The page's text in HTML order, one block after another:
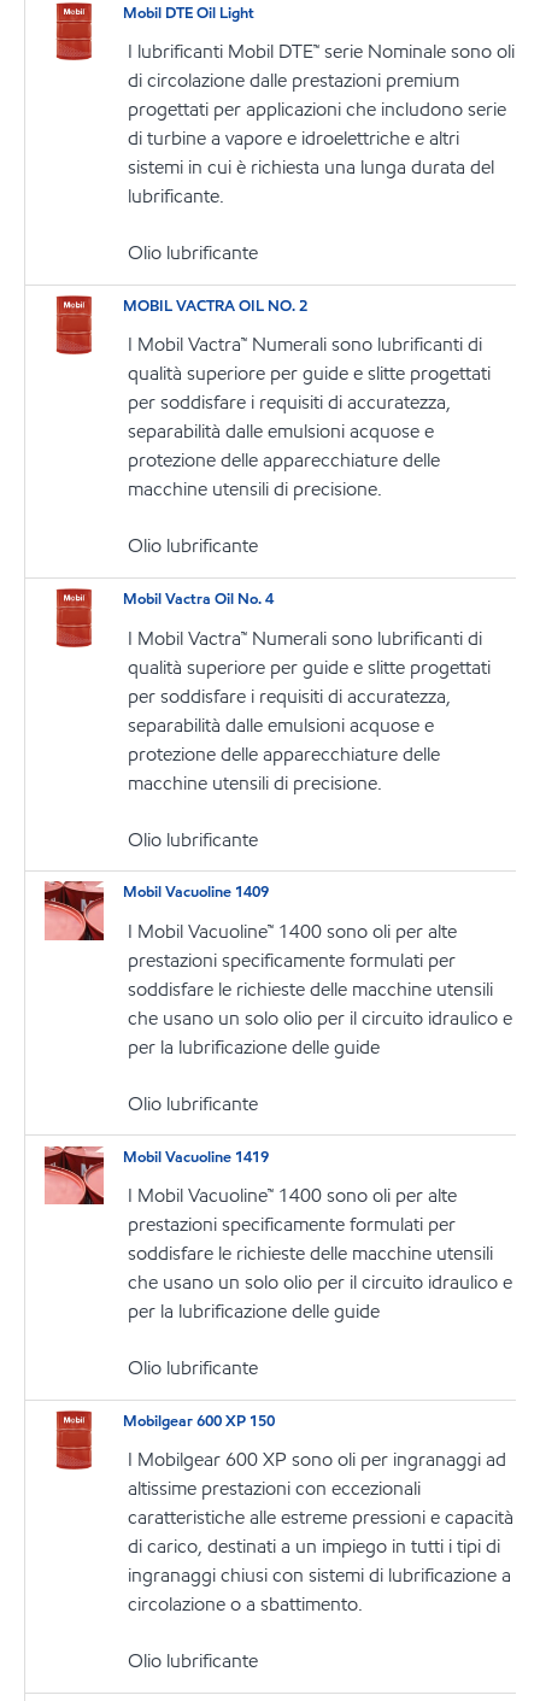
Mobil DTE Oil Light
I lubrificanti Mobil DTE™ serie Nominale sono oli
di circolazione dalle prestazioni premium
progettati per applicazioni che includono serie
di turbine a vapore e idroelettriche e altri
sistemi in cui è richiesta una lunga durata del
lubrificante.
Olio lubrificante
MOBIL VACTRA OIL NO. 2
I Mobil Vactra™ Numerali sono lubrificanti di
qualità superiore per guide e slitte progettati
per soddisfare i requisiti di accuratezza,
separabilità dalle emulsioni acquose e
protezione delle apparecchiature delle
macchine utensili di precisione.
Olio lubrificante
Mobil Vactra Oil No. 4
I Mobil Vactra™ Numerali sono lubrificanti di
qualità superiore per guide e slitte progettati
per soddisfare i requisiti di accuratezza,
separabilità dalle emulsioni acquose e
protezione delle apparecchiature delle
macchine utensili di precisione.
Olio lubrificante
Mobil Vacuoline 1409
I Mobil Vacuoline™ 1400 sono oli per alte
prestazioni specificamente formulati per
soddisfare le richieste delle macchine utensili
che usano un solo olio per il circuito idraulico e
per la lubrificazione delle guide
Olio lubrificante
Mobil Vacuoline 1419
I Mobil Vacuoline™ 1400 sono oli per alte
prestazioni specificamente formulati per
soddisfare le richieste delle macchine utensili
che usano un solo olio per il circuito idraulico e
per la lubrificazione delle guide
Olio lubrificante
Mobilgear 600 XP 150
I Mobilgear 600 XP sono oli per ingranaggi ad
altissime prestazioni con eccezionali
caratteristiche alle estreme pressioni e capacità
di carico, destinati a un impiego in tutti i tipi di
ingranaggi chiusi con sistemi di lubrificazione a
circolazione o a sbattimento.
Olio lubrificante